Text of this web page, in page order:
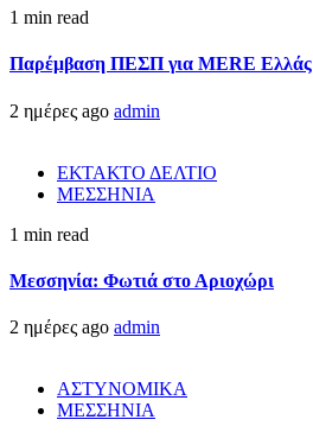
1 min read
Παρέμβαση ΠΕΣΠ για MERE Ελλάς
2 ημέρες ago admin
ΕΚΤΑΚΤΟ ΔΕΛΤΙΟ
ΜΕΣΣΗΝΙΑ
1 min read
Μεσσηνία: Φωτιά στο Αριοχώρι
2 ημέρες ago admin
ΑΣΤΥΝΟΜΙΚΑ
ΜΕΣΣΗΝΙΑ